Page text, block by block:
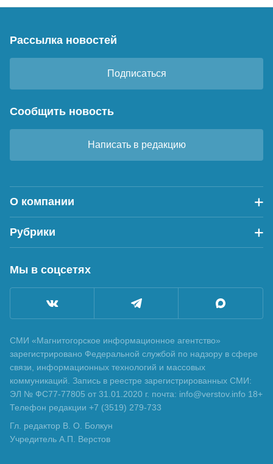
Рассылка новостей
Подписаться
Сообщить новость
Написать в редакцию
О компании
Рубрики
Мы в соцсетях
СМИ «Магнитогорское информационное агентство»
зарегистрировано Федеральной службой по надзору в сфере
связи, информационных технологий и массовых
коммуникаций. Запись в реестре зарегистрированных СМИ:
ЭЛ № ФС77-77805 от 31.01.2020 г. почта: info@verstov.info 18+
Телефон редакции +7 (3519) 279-733
Гл. редактор В. О. Болкун
Учредитель А.П. Верстов